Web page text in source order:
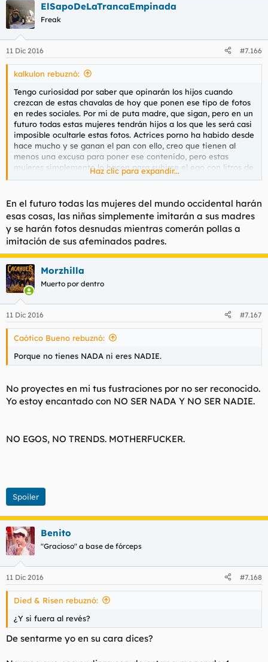
ElSapoDeLaTrancaEmpinada
Freak
11 Dic 2016 #7.166
kalkulon rebuznó:
Tengo curiosidad por saber que opinarán los hijos cuando
crezcan de estas chavalas de hoy que ponen ese tipo de fotos
en redes sociales. Por mi de puta madre, que sigan, pero en un
futuro todas estas mujeres tendrán hijos a los que les será casi
imposible ocultarle estas fotos. Actrices porno ha habido desde
hace mucho y se ganan el pan con ello, creo que tienen al
menos una excusa para poner ese contenido, pero estas
mujeres simplemente lo hacen para subirse el ego con litros de
babas (pienso yo). Si hay otra explicación me gustaría saberla.
mentalidad de esa generación porque estoy casi seguro de
que si encontráis una foto de vuestra madre con una pose
como las de la mujer anterior, más de uno s̶e̶ ̶h̶a̶c̶e̶ ̶u̶n̶ ̶p̶a̶j̶o̶t̶e̶ se
corta las venas y supongo que será algo normal en algún
tiempo. Estoy madurando.
Haz clic para expandir...
En el futuro todas las mujeres del mundo occidental harán
esas cosas, las niñas simplemente imitarán a sus madres
y se harán fotos desnudas mientras comerán pollas a
imitación de sus afeminados padres.
Morzhilla
Muerto por dentro
11 Dic 2016 #7.167
Caótico Bueno rebuznó:
Porque no tienes NADA ni eres NADIE.
No proyectes en mi tus fustraciones por no ser reconocido.
Yo estoy encantado con NO SER NADA Y NO SER NADIE.
NO EGOS, NO TRENDS. MOTHERFUCKER.
Spoiler
Benito
"Gracioso" a base de fórceps
11 Dic 2016 #7.168
Died & Risen rebuznó:
¿Y si fuera al revés?
De sentarme yo en su cara dices?